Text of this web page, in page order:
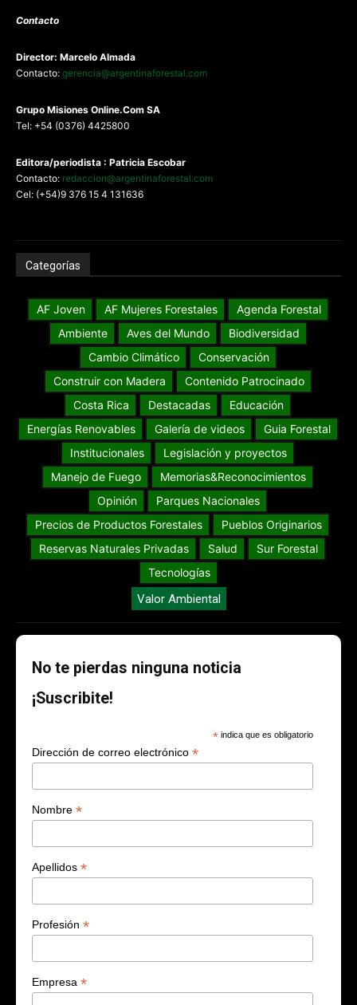
Contacto
Director: Marcelo Almada
Contacto: gerencia@argentinaforestal.com
Grupo Misiones Online.Com SA
Tel: +54 (0376) 4425800
Editora/periodista : Patricia Escobar
Contacto: redaccion@argentinaforestal.com
Cel: (+54)9 376 15 4 131636
Categorías
AF Joven AF Mujeres Forestales
Agenda Forestal
Ambiente
Aves del Mundo
Biodiversidad
Cambio Climático
Conservación
Construir con Madera
Contenido Patrocinado
Costa Rica
Destacadas
Educación
Energías Renovables
Galería de videos
Guia Forestal
Institucionales
Legislación y proyectos
Manejo de Fuego
Memorias&Reconocimientos
Opinión
Parques Nacionales
Precios de Productos Forestales
Pueblos Originarios
Reservas Naturales Privadas
Salud
Sur Forestal
Tecnologías
Valor Ambiental
No te pierdas ninguna noticia
¡Suscribite!
* indica que es obligatorio
Dirección de correo electrónico *
Nombre *
Apellidos *
Profesión *
Empresa *